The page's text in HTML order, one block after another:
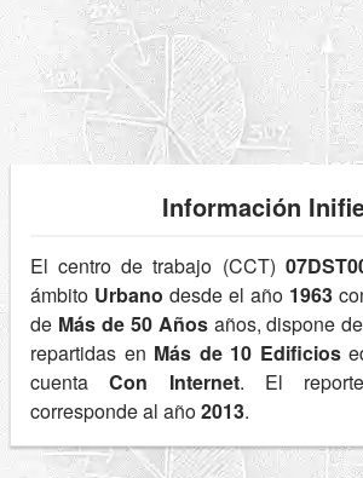
Información
El centro de trabajo (CCT)
ámbito Urbano desde el año 1963
de Más de 50 Añosaños, dispone de
repartidas en Más de 10 Edificios
cuentaCon Internet. El
corresponde al año2013.